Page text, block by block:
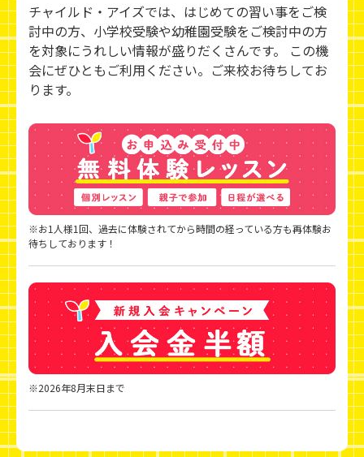
チャイルド・アイズでは、はじめての習い事をご検
討中の方、小学校受験や幼稚園受験をご検討中の方
を対象にうれしい情報が盛りだくさんです。 この機
会にぜひともご利用ください。ご来校お待ちしてお
ります。
※お1人様1回、過去に体験されてから時間の経っている方も再体験お
待ちしております！
※2026年8月末日まで